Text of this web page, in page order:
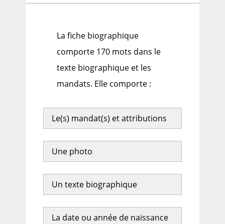
La fiche biographique
comporte 170 mots dans le
texte biographique et les
mandats. Elle comporte :
Le(s) mandat(s) et attributions
Une photo
Un texte biographique
La date ou année de naissance